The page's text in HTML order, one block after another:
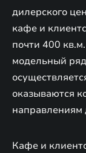
дилерского
кафе и
почти 400
модельный
оказываются
направлениям
Кафе и